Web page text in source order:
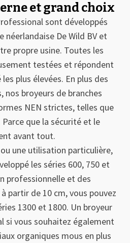
et grand choix
sont développés
néerlandaise De Wild BV et
propre usine. Toutes les
testées et répondent
plus élevées. En plus des
nos broyeurs de branches
NEN strictes, telles que
que la sécurité et le
avant tout.
une utilisation particulière,
les séries 600, 750 et
professionnelle et des
partir de 10 cm, vous pouvez
1300 et 1800. Un broyeur
si vous souhaitez également
organiques mous en plus